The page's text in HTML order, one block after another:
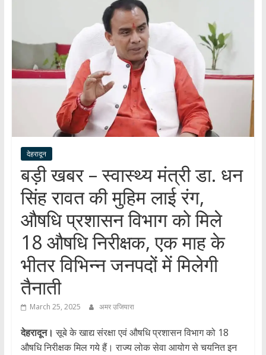
।
खबर
।
देहरादून
बड़ी खबर – स्वास्थ्य मंत्री डा. धन
सिंह रावत की मुहिम लाई रंग,
औषधि प्रशासन विभाग को मिले
18 औषधि निरीक्षक, एक माह के
भीतर विभिन्न जनपदों में मिलेगी
तैनाती
March 25, 2025 अमर उजियारा
देहरादून। सूबे के खाद्य संरक्षा एवं औषधि प्रशासन विभाग को 18
औषधि निरीक्षक मिल गये हैं। राज्य लोक सेवा आयोग से चयनित इन